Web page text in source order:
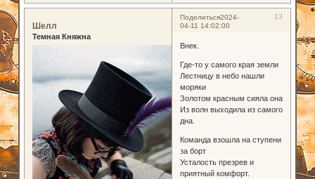
Поделиться 13
2024-
04-11 14:02:00
Шелл
Темная Княжна
Внек.
Где-то у самого края земли
Лестницу в небо нашли
моряки
Золотом красным сияла она
Из волн выходила из самого
дна.
Команда взошла на ступени
за борт
Усталость презрев и
приятный комфорт.